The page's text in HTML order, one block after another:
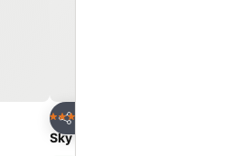
Paylaş
3 Yıldız
Sky Hill Hotel